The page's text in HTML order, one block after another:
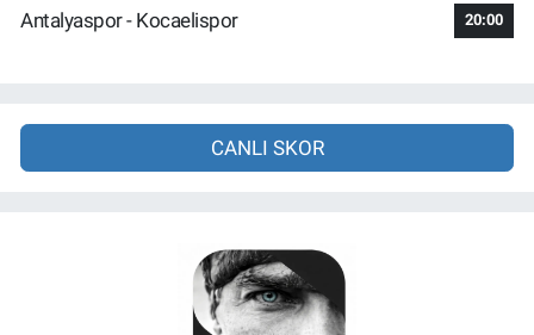
Antalyaspor - Kocaelispor 20:00
CANLI SKOR